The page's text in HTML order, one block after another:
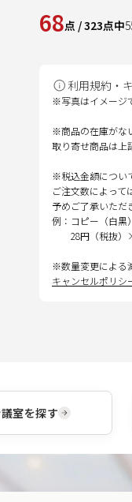
68点 /323点中
利用規約・
※写真はイメージ
※商品の在庫がな
取り寄せ商品は上
※税込金額につい
ご注文数によって
予めご了承いただ
例：コピー（白黒
28円（税抜
※数量変更による
キャンセルポリシ
室を探す